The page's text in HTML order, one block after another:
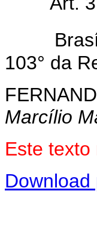
103° da
Marcílio
Este
Download